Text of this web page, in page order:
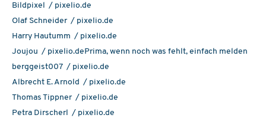
Bildpixel / pixelio.de
Olaf Schneider / pixelio.de
Harry Hautumm / pixelio.de
Joujou / pixelio.dePrima, wenn noch was fehlt, einfach melden
berggeist007 / pixelio.de
Albrecht E. Arnold / pixelio.de
Thomas Tippner / pixelio.de
Petra Dirscherl / pixelio.de